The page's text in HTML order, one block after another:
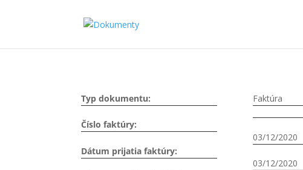
Typ dokumentu:
Číslo faktúry:
Dátum prijatia faktúry:
Faktúra
03/12/2020
03/12/2020